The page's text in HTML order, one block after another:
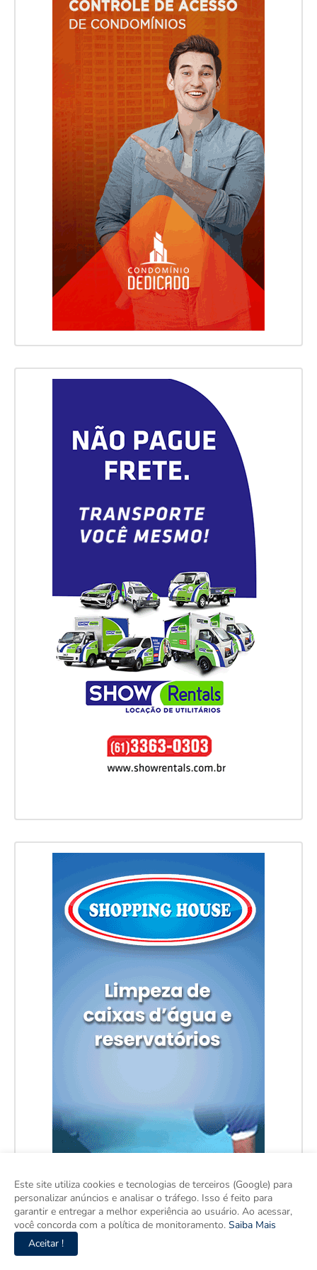
Este site utiliza cookies e tecnologias de terceiros (Google) para
personalizar anúncios e analisar o tráfego. Isso é feito para
garantir e entregar a melhor experiência ao usuário. Ao acessar,
você concorda com a política de monitoramento. Saiba Mais
Aceitar !